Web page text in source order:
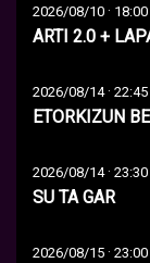
2026/08/10 ·
ARTI 2.0 +
2026/08/14·
ETORKIZUN
2026/08/14·
SU TA GAR
2026/08/15 ·